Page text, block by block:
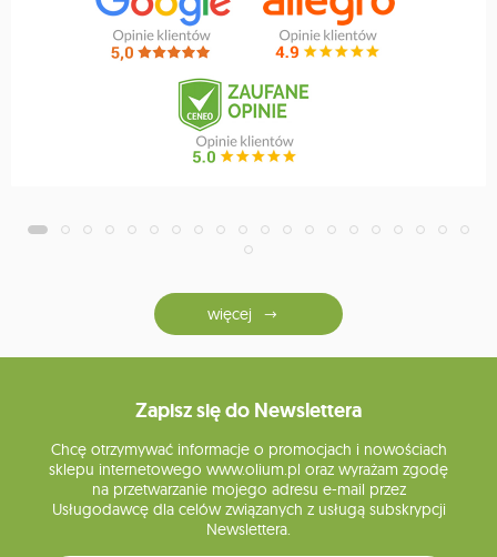
więcej
Zapisz się do Newslettera
Chcę otrzymywać informacje o promocjach i nowościach
sklepu internetowego www.olium.pl oraz wyrażam zgodę
na przetwarzanie mojego adresu e-mail przez
Usługodawcę dla celów związanych z usługą subskrypcji
Newslettera.